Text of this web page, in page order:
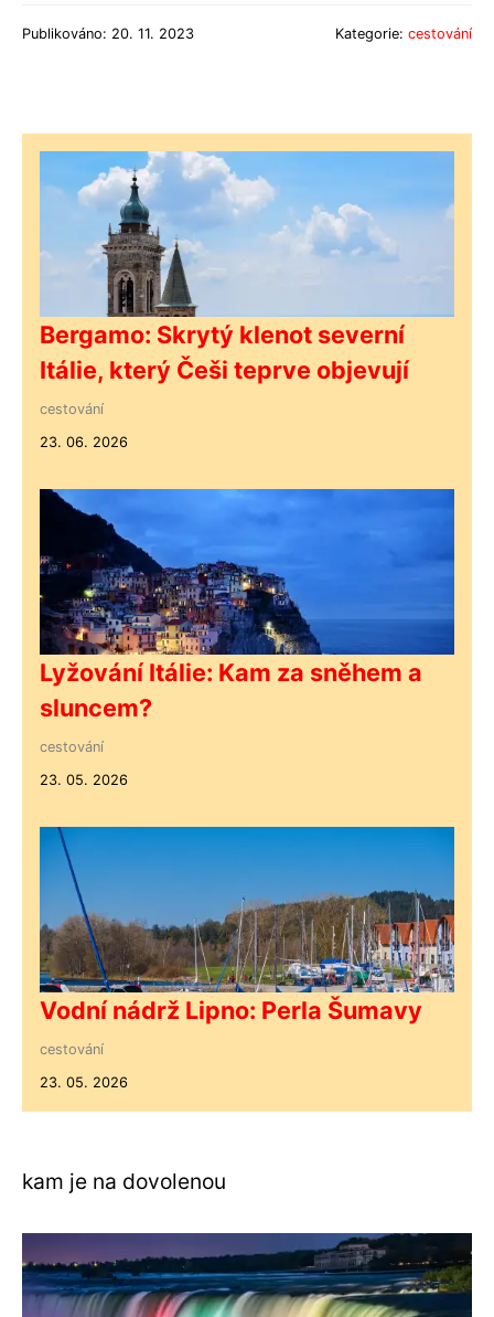
Publikováno: 20. 11. 2023 Kategorie: cestování
Bergamo: Skrytý klenot severní
Itálie, který Češi teprve objevují
cestování
23. 06. 2026
Lyžování Itálie: Kam za sněhem a
sluncem?
cestování
23. 05. 2026
Vodní nádrž Lipno: Perla Šumavy
cestování
23. 05. 2026
kam je na dovolenou